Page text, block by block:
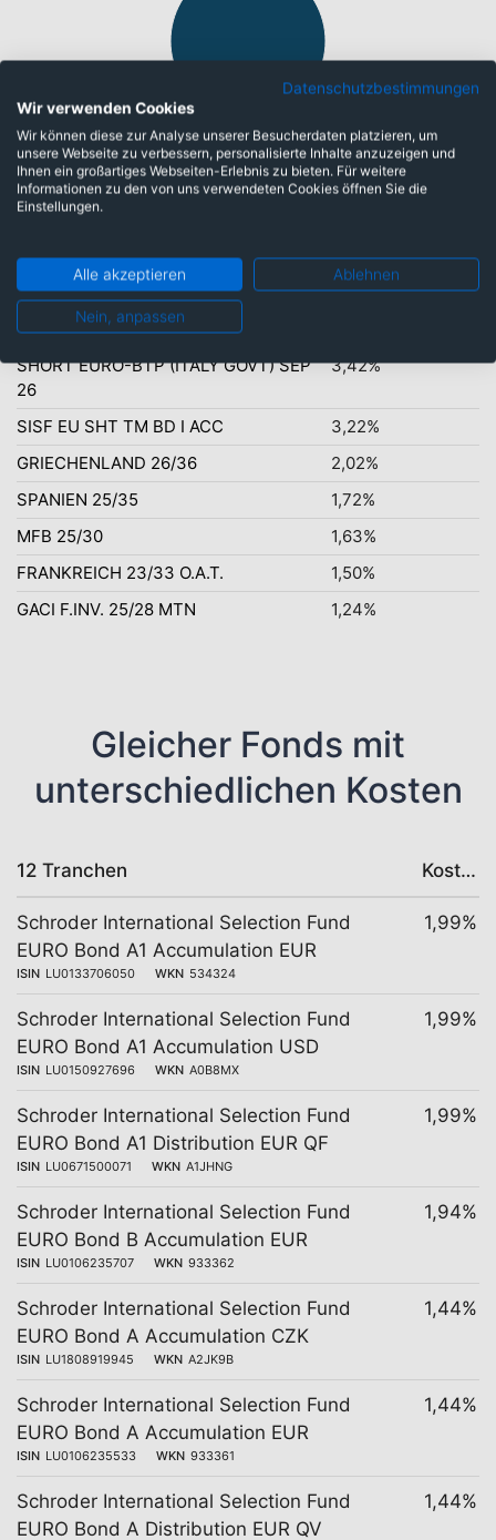
Euro: 89,31%
Top-Ten Titel
EURO-BOBL SEP 26
8,30%
SISF-SECURIT.CRED.IDEOHQV
6,47%
EURO-OAT SEP 26
SHORT EURO-BTP (ITALY GOVT) SEP
26
3,42%
SISF EU SHT TM BD I ACC
3,22%
GRIECHENLAND 26/36
2,02%
SPANIEN 25/35
1,72%
MFB 25/30
1,63%
FRANKREICH 23/33 O.A.T.
1,50%
GACI F.INV. 25/28 MTN
1,24%
Gleicher Fonds mit
unterschiedlichen Kosten
12 Tranchen Kosten
Schroder International Selection Fund
EURO Bond A1 Accumulation EUR
ISIN LU0133706050 WKN 534324
1,99%
Schroder International Selection Fund
EURO Bond A1 Accumulation USD
ISIN LU0150927696 WKN A0B8MX
1,99%
Schroder International Selection Fund
EURO Bond A1 Distribution EUR QF
ISIN LU0671500071 WKN A1JHNG
1,99%
Schroder International Selection Fund
EURO Bond B Accumulation EUR
ISIN LU0106235707 WKN 933362
1,94%
Schroder International Selection Fund
EURO Bond A Accumulation CZK
ISIN LU1808919945 WKN A2JK9B
1,44%
Schroder International Selection Fund
EURO Bond A Accumulation EUR
ISIN LU0106235533 WKN 933361
1,44%
Schroder International Selection Fund
EURO Bond A Distribution EUR QV
1,44%
Datenschutzbestimmungen
Wir verwenden Cookies
Wir können diese zur Analyse unserer Besucherdaten platzieren, um
unsere Webseite zu verbessern, personalisierte Inhalte anzuzeigen und
Ihnen ein großartiges Webseiten-Erlebnis zu bieten. Für weitere
Informationen zu den von uns verwendeten Cookies öffnen Sie die
Einstellungen.
Alle akzeptieren Ablehnen
Nein, anpassen